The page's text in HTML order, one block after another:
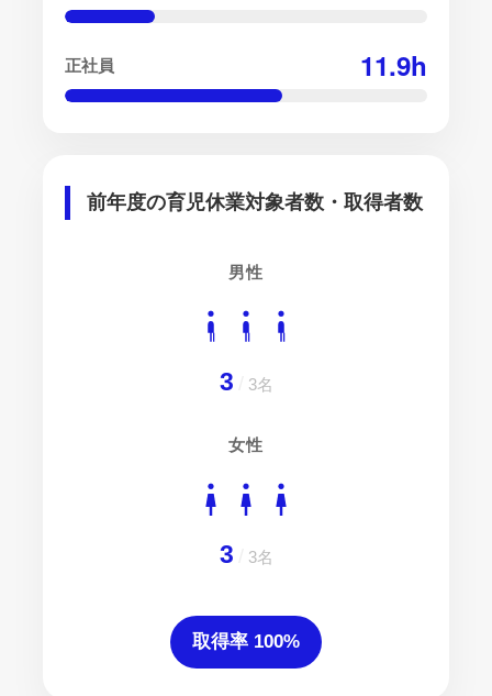
正社員 11.9h
前年度の育児休業対象者数・取得者数
男性
3 3名
女性
3 3名
取得率 100%